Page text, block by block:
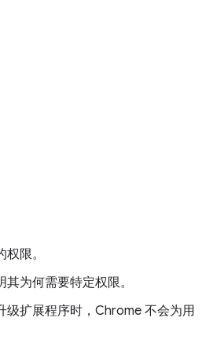
限。
为何需要特定权限。
级扩展程序时，Chrome 不会为用